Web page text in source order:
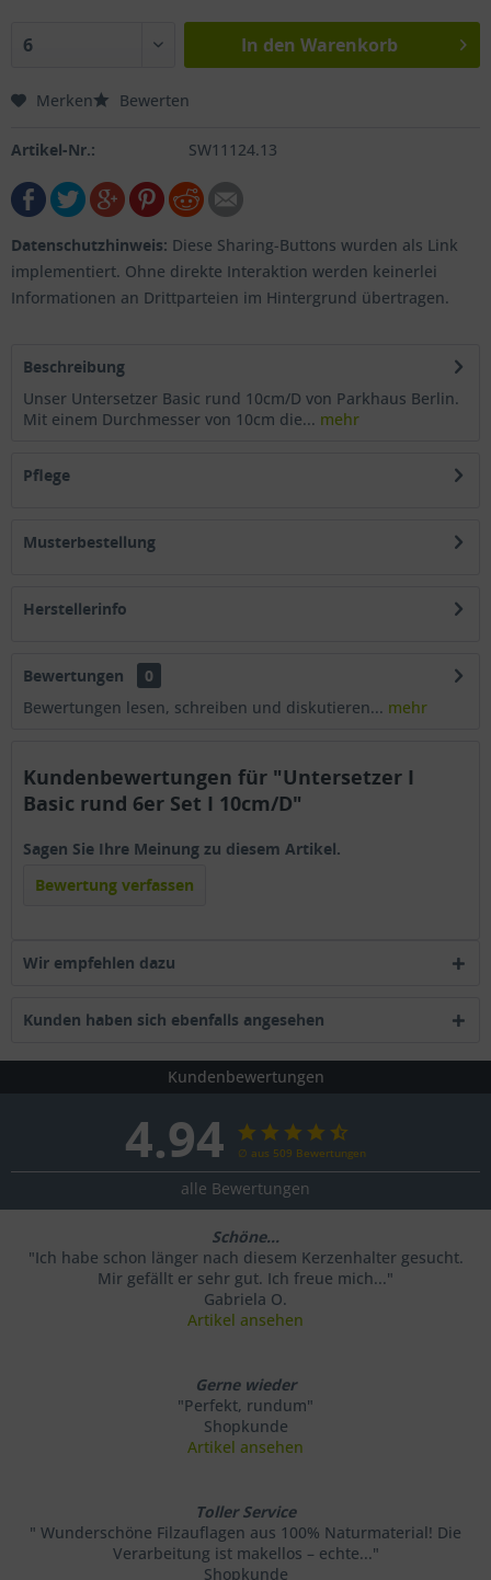
In den Warenkorb
Merken Bewerten
Artikel-Nr.: SW11124.13
Datenschutzhinweis: Diese Sharing-Buttons wurden als Link
implementiert. Ohne direkte Interaktion werden keinerlei
Informationen an Drittparteien im Hintergrund übertragen.
Beschreibung
Unser Untersetzer Basic rund 10cm/D von Parkhaus Berlin.
Mit einem Durchmesser von 10cm die... mehr
Pflege
Musterbestellung
Herstellerinfo
Bewertungen
0
Bewertungen lesen, schreiben und diskutieren... mehr
Kundenbewertungen für "Untersetzer I
Basic rund 6er Set I 10cm/D"
Sagen Sie Ihre Meinung zu diesem Artikel.
Bewertung verfassen
Wir empfehlen dazu
Kunden haben sich ebenfalls angesehen
Kundenbewertungen
4.94 ∅ aus 509 Bewertungen
alle Bewertungen
Schöne...
"Ich habe schon länger nach diesem Kerzenhalter gesucht.
Mir gefällt er sehr gut. Ich freue mich..."
Gabriela O.
Artikel ansehen
Gerne wieder
"Perfekt, rundum"
Shopkunde
Artikel ansehen
Toller Service
" Wunderschöne Filzauflagen aus 100% Naturmaterial! Die
Verarbeitung ist makellos – echte..."
Shopkunde